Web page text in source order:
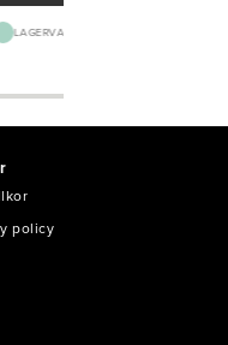
LAGERVARA
policy